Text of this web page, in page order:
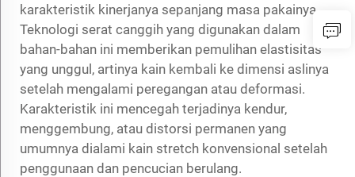
karakteristik kinerjanya sepanjang masa pakainya.
Teknologi serat canggih yang digunakan dalam
bahan-bahan ini memberikan pemulihan elastisitas
yang unggul, artinya kain kembali ke dimensi aslinya
setelah mengalami peregangan atau deformasi.
Karakteristik ini mencegah terjadinya kendur,
menggembung, atau distorsi permanen yang
umumnya dialami kain stretch konvensional setelah
penggunaan dan pencucian berulang.